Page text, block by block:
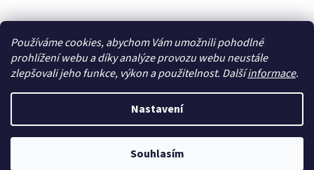
Používáme cookies, abychom Vám umožnili pohodlné
prohlížení webu a díky analýze provozu webu neustále
zlepšovali jeho funkce, výkon a použitelnost. Dalšíinformace.
Nastavení
Souhlasím
Sledovat na Instagramu
Copyright 2026cdmc.cz. Všechna práva vyhrazena.Upravit
nastavení cookies